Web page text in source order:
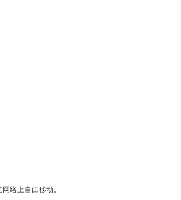
络上自由移动。